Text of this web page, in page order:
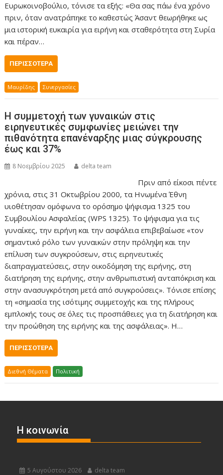
Ευρωκοινοβούλιο, τόνισε τα εξής: «Θα σας πάω ένα χρόνο
πριν, όταν ανατράπηκε το καθεστώς Άσαντ θεωρήθηκε ως
μια ιστορική ευκαιρία για ειρήνη και σταθερότητα στη Συρία
και πέραν…
ΠΕΡΙΣΣΌΤΕΡΑ
Μαυρίδης Συνεργασίες
Η συμμετοχή των γυναικών στις
ειρηνευτικές συμφωνίες μειώνει την
πιθανότητα επανέναρξης μιας σύγκρουσης
έως και 37%
8 Νοεμβρίου 2025 delta team
Πριν από είκοσι πέντε
χρόνια, στις 31 Οκτωβρίου 2000, τα Ηνωμένα Έθνη
υιοθέτησαν ομόφωνα το ορόσημο ψήφισμα 1325 του
Συμβουλίου Ασφαλείας (WPS 1325). Το ψήφισμα για τις
γυναίκες, την ειρήνη και την ασφάλεια επιβεβαίωσε «τον
σημαντικό ρόλο των γυναικών στην πρόληψη και την
επίλυση των συγκρούσεων, στις ειρηνευτικές
διαπραγματεύσεις, στην οικοδόμηση της ειρήνης, στη
διατήρηση της ειρήνης, στην ανθρωπιστική ανταπόκριση και
στην ανασυγκρότηση μετά από συγκρούσεις». Τόνισε επίσης
τη «σημασία της ισότιμης συμμετοχής και της πλήρους
εμπλοκής τους σε όλες τις προσπάθειες για τη διατήρηση και
την προώθηση της ειρήνης και της ασφάλειας». Η…
ΠΕΡΙΣΣΌΤΕΡΑ
Διεθνή Θέματα Πολιτική
Η κοινωνία
5 Αυγούστου 2026 delta team